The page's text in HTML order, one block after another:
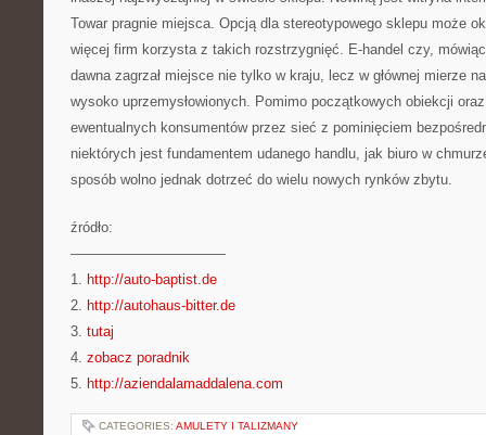
Towar pragnie miejsca. Opcją dla stereotypowego sklepu może
więcej firm korzysta z takich rozstrzygnięć. E-handel czy,
dawna zagrzał miejsce nie tylko w kraju, lecz w głównej mierze
wysoko uprzemysłowionych. Pomimo początkowych obiekcji
ewentualnych konsumentów przez sieć z pominięciem
niektórych jest fundamentem udanego handlu, jak biuro w
sposób wolno jednak dotrzeć do wielu nowych rynków zbytu.
źródło:
———————————
1. http://auto-baptist.de
2. http://autohaus-bitter.de
3. tutaj
4. zobacz poradnik
5. http://aziendalamaddalena.com
CATEGORIES: AMULETY I TALIZMANY